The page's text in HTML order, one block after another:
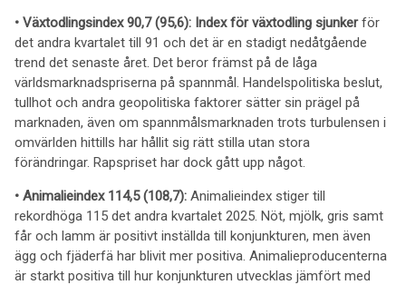
• Växtodlingsindex 90,7 (95,6): Index för växtodling sjunkerför
det andra kvartalet till 91 och det är en stadigt nedåtgående
trend det senaste året. Det beror främst på de låga
världsmarknadspriserna på spannmål. Handelspolitiska beslut,
tullhot och andra geopolitiska faktorer sätter sin prägel på
marknaden, även om spannmålsmarknaden trots turbulensen i
omvärlden hittills har hållit sig rätt stilla utan stora
förändringar. Rapspriset har dock gått upp något.
• Animalieindex 114,5(108,7): Animalieindex stiger till
rekordhöga 115 det andra kvartalet 2025. Nöt, mjölk, gris samt
får och lamm är positivt inställda till konjunkturen, men även
ägg och fjäderfä har blivit mer positiva. Animalieproducenterna
är starkt positiva till hur konjunkturen utvecklas jämfört med